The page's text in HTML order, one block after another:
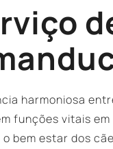
harmoniosa
funções vitais
bem estar dos